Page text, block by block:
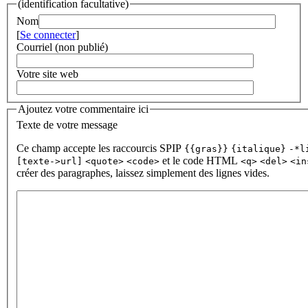
(identification facultative)
Nom
[Se connecter]
Courriel (non publié)
Votre site web
Ajoutez votre commentaire ici
Texte de votre message
Ce champ accepte les raccourcis SPIP {{gras}} {italique} -
[texte->url]
<quote> <code> et le code HTML <q> <del>
créer des paragraphes, laissez simplement des lignes vides.